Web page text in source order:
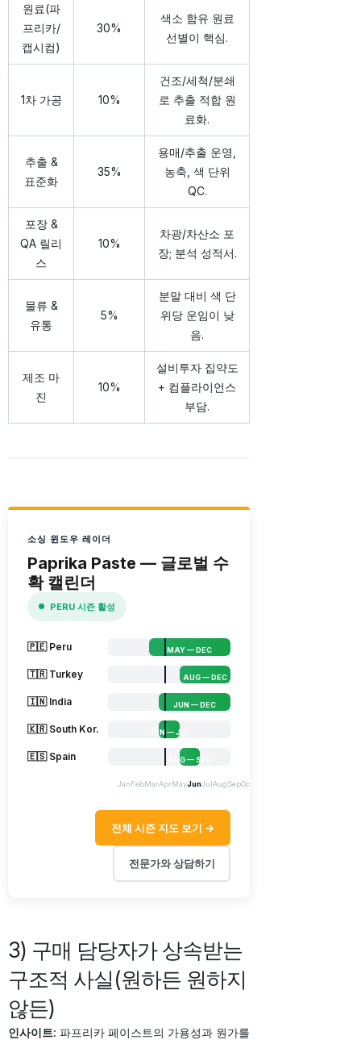
원료(파
프리카/
캡시컴)
30%
색소 함유 원료
선별이 핵심.
1차 가공 10%
건조/세척/분쇄
로 추출 적합 원
료화.
추출 &
표준화
35%
용매/추출 운영,
농축, 색 단위
QC.
포장 &
QA 릴리
스
10%
차광/차산소 포
장; 분석 성적서.
물류 &
유통
5%
분말 대비 색 단
위당 운임이 낮
음.
제조 마
진
10%
설비투자 집약도
+ 컴플라이언스
부담.
소싱 윈도우 레이더
Paprika Paste — 글로벌 수
확 캘린더
PERU 시즌 활성
🇵🇪 Peru MAY — DEC
🇹🇷 Turkey AUG — DEC
🇮🇳 India JUN — DEC
🇰🇷 South Kor. JUN — JUL
🇪🇸 Spain AUG — SEP
JanFebMarAprMayJunJulAugSepOct
전체 시즌 지도 보기 →
전문가와 상담하기
3) 구매 담당자가 상속받는
구조적 사실(원하든 원하지
않든)
인사이트: 파프리카 페이스트의 가용성과 원가를